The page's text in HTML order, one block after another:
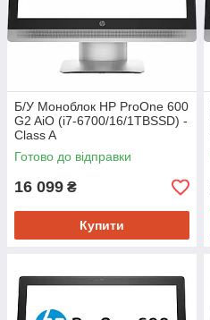
Б/У Моноблок HP ProOne 600
G2 AiO (i7-6700/16/1TBSSD) -
Class A
Готово до відправки
16 099 ₴
Купити